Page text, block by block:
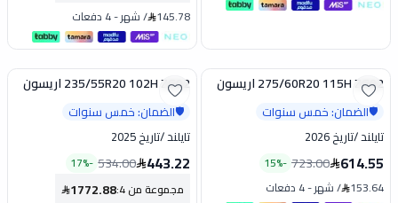
145.78
/شهر-4 دفعات
تخفيض 275/60R20 115H ZG02 اريسون
🛡️الضمان: خمس سنوات
تايلند/تاريخ 2026
614.55
723.00
-
15%
153.64
/شهر-4 دفعات
تخفيض 235/55R20 102H ZG02 اريسون
🛡️الضمان: خمس سنوات
تايلند/تاريخ 2025
443.22
534.00
-
17%
مجموعة من 4 :
1772.88